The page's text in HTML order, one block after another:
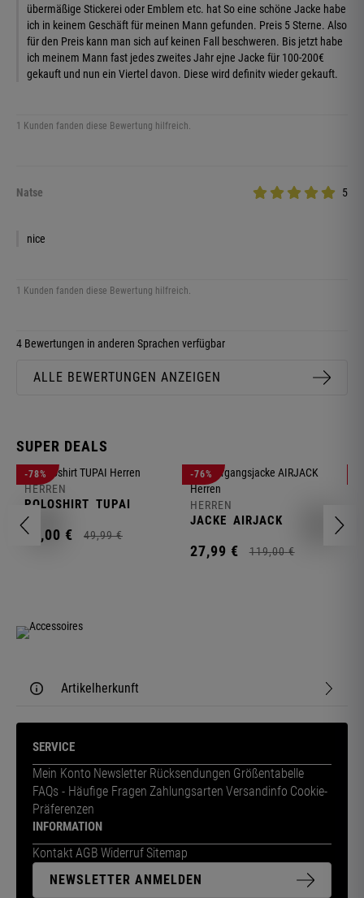
übermäßige Stickerei oder Emblem etc. hat So eine schöne Jacke habe
ich in keinem Geschäft für meinen Mann gefunden. Preis 5 Sterne. Also
für den Preis kann man sich auf keinen Fall beschweren. Bis jetzt habe
ich meinem Mann fast jedes zweites Jahr ejne Jacke für 100-200€
gekauft und nun ein Viertel davon. Diese wird definitv wieder gekauft.
1 Kunden fanden diese Bewertung hilfreich.
Natse 5
nice
1 Kunden fanden diese Bewertung hilfreich.
4 Bewertungen in anderen Sprachen verfügbar
ALLE BEWERTUNGEN ANZEIGEN
SUPER DEALS
-78%
HERREN
POLOSHIRT TUPAI
11,00 € 49,99 €
-76%
HERREN
JACKE AIRJACK
27,99 € 119,00 €
Artikelherkunft
SERVICE
Mein Konto Newsletter Rücksendungen Größentabelle
FAQs - Häufige Fragen Zahlungsarten Versandinfo Cookie-
Präferenzen
INFORMATION
Kontakt AGB Widerruf Sitemap
NEWSLETTER ANMELDEN